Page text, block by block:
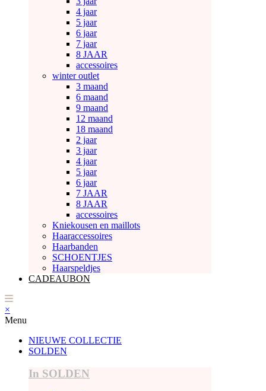
4 jaar
5 jaar
6 jaar
7 jaar
8 JAAR
accessoires
winter outlet
3 maand
6 maand
9 maand
12 maand
18 maand
2 jaar
3 jaar
4 jaar
5 jaar
6 jaar
7 JAAR
8 JAAR
accessoires
Kniekousen en maillots
Haaraccessoires
Haarbanden
SCHOENTJES
Haarspeldjes
CADEAUBON
×
Menu
NIEUWE COLLECTIE
SOLDEN
In SOLDEN